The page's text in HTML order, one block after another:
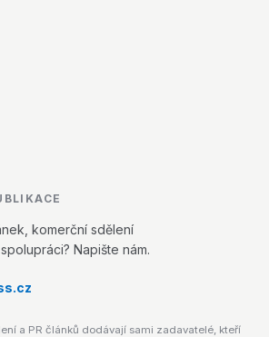
komerční sdělení
Napište nám.
a PR článků dodávají sami zadavatelé, kteří